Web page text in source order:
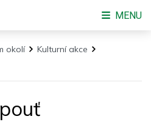
okolí
Kulturní akce
MENU